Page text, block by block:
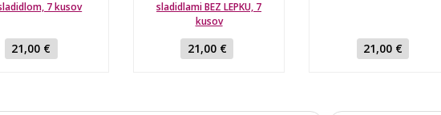
7 kusov
21,00 €
sladidlami BEZ LEPKU, 7
kusov
21,00 € 21,00 €